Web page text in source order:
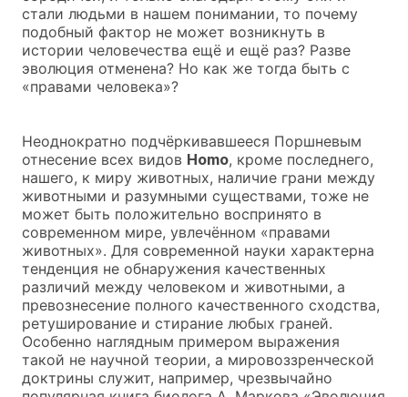
стали людьми в нашем понимании, то почему
подобный фактор не может возникнуть в
истории человечества ещё и ещё раз? Разве
эволюция отменена? Но как же тогда быть с
«правами человека»?
Неоднократно подчёркивавшееся Поршневым
отнесение всех видов Homo, кроме последнего,
нашего, к миру животных, наличие грани между
животными и разумными существами, тоже не
может быть положительно воспринято в
современном мире, увлечённом «правами
животных». Для современной науки характерна
тенденция не обнаружения качественных
различий между человеком и животными, а
превознесение полного качественного сходства,
ретуширование и стирание любых граней.
Особенно наглядным примером выражения
такой не научной теории, а мировоззренческой
доктрины служит, например, чрезвычайно